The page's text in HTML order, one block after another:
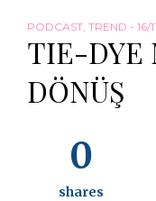
PODCAST, TREND - 16/
TIE-DYE
DÖNÜŞ
0
shares